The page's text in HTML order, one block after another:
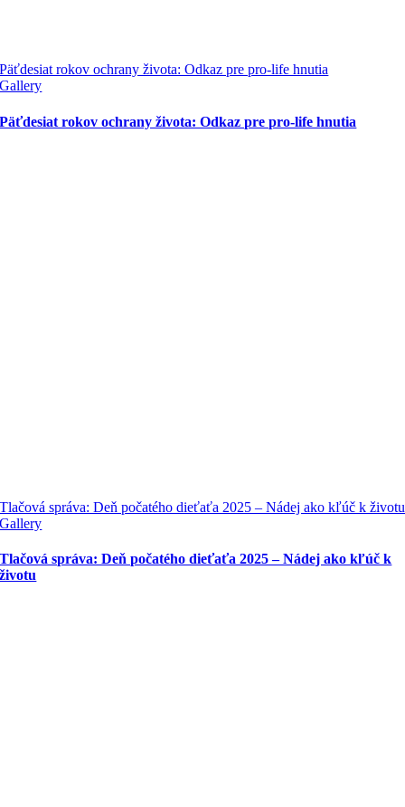
Päťdesiat rokov ochrany života: Odkaz pre pro-life hnutia
Gallery
Päťdesiat rokov ochrany života: Odkaz pre pro-life hnutia
Tlačová správa: Deň počatého dieťaťa 2025 – Nádej ako kľúč k životu
Gallery
Tlačová správa: Deň počatého dieťaťa 2025 – Nádej ako kľúč k
životu